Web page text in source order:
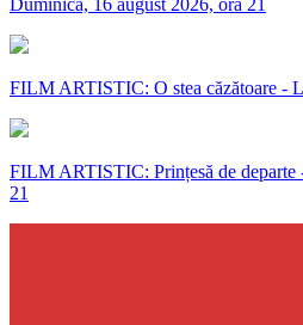
FILM ARTISTIC: O stea căzătoare -
FILM ARTISTIC: Prințesă de departe
21